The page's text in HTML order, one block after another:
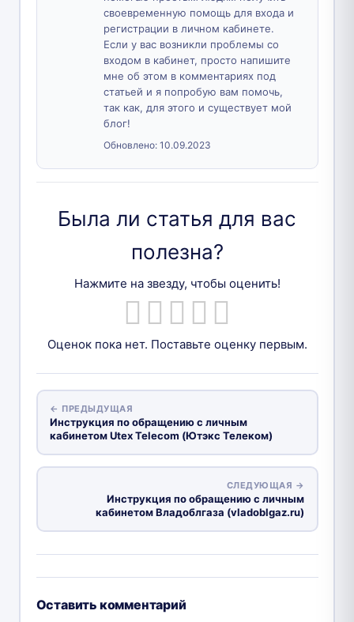
своевременную помощь для входа и
регистрации в личном кабинете.
Если у вас возникли проблемы со
входом в кабинет, просто напишите
мне об этом в комментариях под
статьей и я попробую вам помочь,
так как, для этого и существует мой
блог!
Обновлено: 10.09.2023
Была ли статья для вас
полезна?
Нажмите на звезду, чтобы оценить!
Оценок пока нет. Поставьте оценку первым.
← ПРЕДЫДУЩАЯ
Инструкция по обращению с личным
кабинетом Utex Telecom (Ютэкс Телеком)
СЛЕДУЮЩАЯ →
Инструкция по обращению с личным
кабинетом Владоблгаза (vladoblgaz.ru)
Оставить комментарий